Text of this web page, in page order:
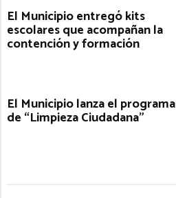
El Municipio entregó kits
escolares que acompañan la
contención y formación
El Municipio lanza el programa
de “Limpieza Ciudadana”